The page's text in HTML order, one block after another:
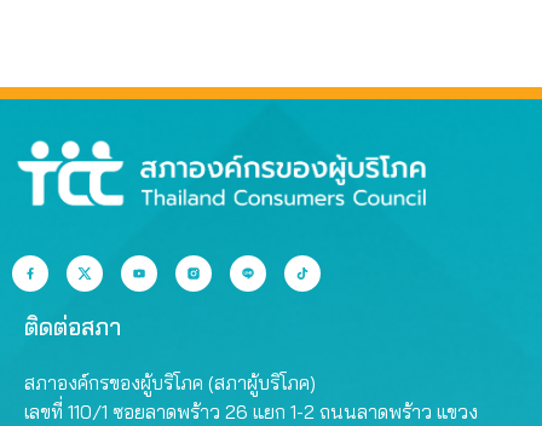
ติดต่อสภา
สภาองค์กรของผู้บริโภค (สภาผู้บริโภค)
เลขที่ 110/1 ซอยลาดพร้าว 26 แยก 1-2 ถนนลาดพร้าว แขวง